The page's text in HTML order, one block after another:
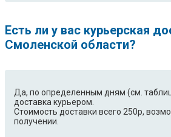
Есть ли у вас курьерская
Смоленской области?
Да, по определенным дням (см.
доставка курьером.
Стоимость доставки всего 250р,
получении.